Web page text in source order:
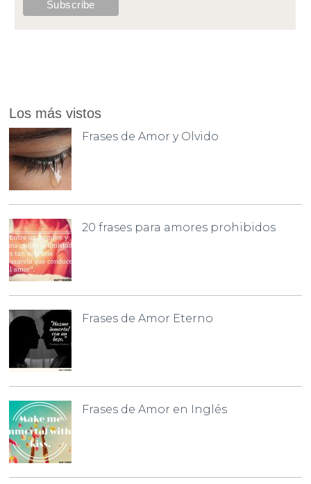
Los más vistos
Frases de Amor y Olvido
20 frases para amores prohibidos
Frases de Amor Eterno
Frases de Amor en Inglés